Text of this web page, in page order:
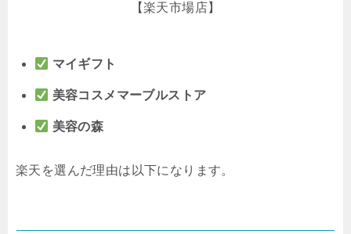
【楽天市場店】
マイギフト
美容コスメマーブルストア
美容の森
楽天を選んだ理由は以下になります。